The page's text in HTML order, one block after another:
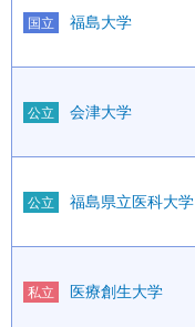
国立 福島大学
公立 会津大学
公立 福島県立医科大学
私立 医療創生大学